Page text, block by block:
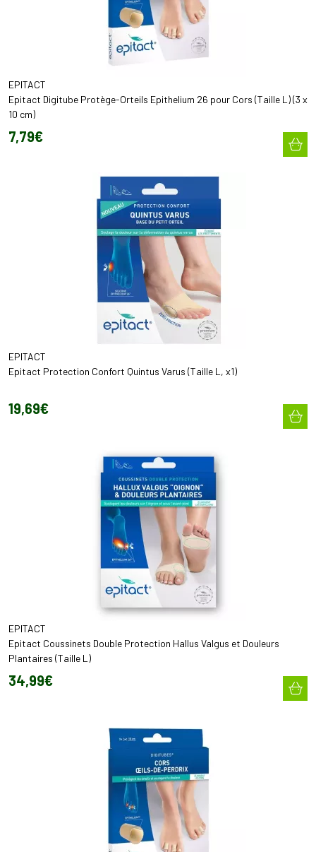
EPITACT
Epitact Digitube Protège-Orteils Epithelium 26 pour Cors (Taille L) (3 x
10 cm)
7,79€
EPITACT
Epitact Protection Confort Quintus Varus (Taille L, x1)
19,69€
EPITACT
Epitact Coussinets Double Protection Hallus Valgus et Douleurs
Plantaires (Taille L)
34,99€